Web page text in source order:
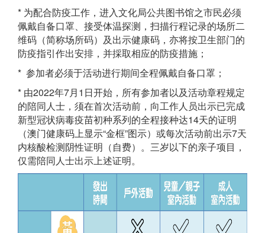
* 为配合防疫工作，进入文化局公共图书馆之市民必须
佩戴自备口罩、接受体温探测，扫描行程记录的场所二
维码（简称场所码）及出示健康码，亦将按卫生部门的
防疫指引作出安排，并採取相应的防疫措施；
* 参加者必须于活动进行期间全程佩戴自备口罩；
* 由2022年7月1日开始，所有参加者以及活动章程规定
的陪同人士，须在首次活动前，向工作人员出示已完成
新型冠状病毒疫苗初种系列的全程接种达14天的证明
（澳门健康码上显示“金框”图示）或每次活动前出示7天
内核酸检测阴性证明（自费）。三岁以下的亲子项目，
仅需陪同人士出示上述证明。